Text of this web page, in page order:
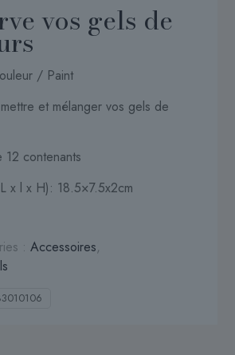
vos gels de
/ Paint
et mélanger vos gels de
contenants
x l x H): 18.5×7.5x2cm
:Accessoires,